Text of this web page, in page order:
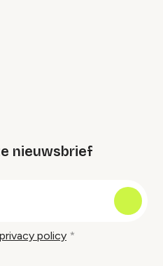
nieuwsbrief
privacy policy